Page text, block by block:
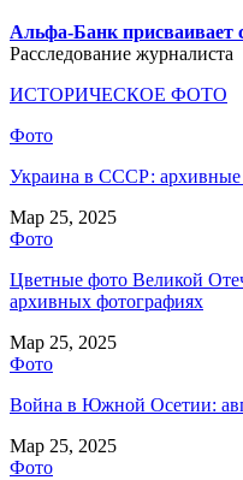
Альфа-Банк присваивает
Расследование журналиста
ИСТОРИЧЕСКОЕ ФОТО
Фото
Украина в СССР: архивные
Мар 25, 2025
Фото
Цветные фото Великой
архивных фотографиях
Мар 25, 2025
Фото
Война в Южной Осетии:
Мар 25, 2025
Фото